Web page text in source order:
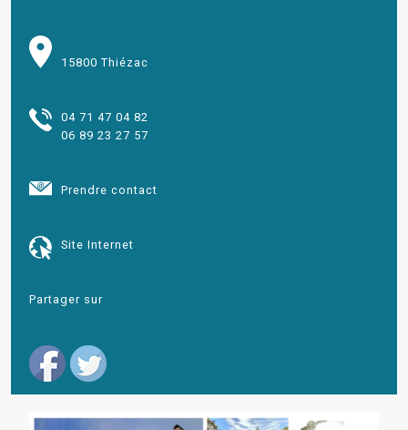
15800 Thiézac
04 71 47 04 82
06 89 23 27 57
Prendre contact
Site Internet
Partager sur